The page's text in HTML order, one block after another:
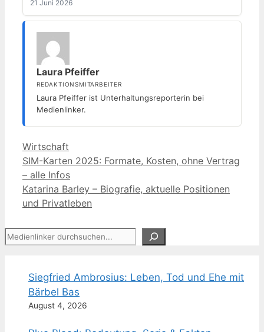
21 Juni 2026
Laura Pfeiffer
REDAKTIONSMITARBEITER
Laura Pfeiffer ist Unterhaltungsreporterin bei
Medienlinker.
Kategorien
Wirtschaft
SIM-Karten 2025: Formate, Kosten, ohne Vertrag
– alle Infos
Katarina Barley – Biografie, aktuelle Positionen
und Privatleben
Suchen
Siegfried Ambrosius: Leben, Tod und Ehe mit
Bärbel Bas
August 4, 2026